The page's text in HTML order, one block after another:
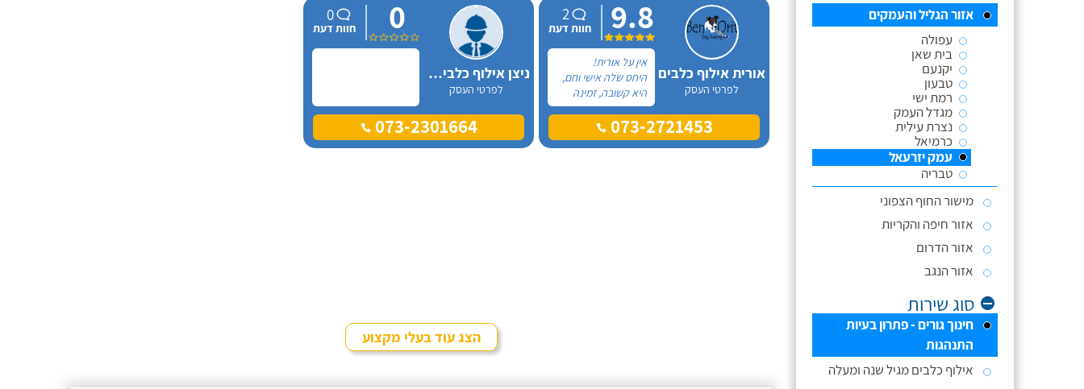
אזור הגליל והעמקים
עפולה
בית שאן
יקנעם
טבעון
רמת ישי
מגדל העמק
נצרת עילית
כרמיאל
עמק יזרעאל
טבריה
מישור החוף הצפוני
אזור חיפה והקריות
אזור הדרום
אזור הנגב
סוג שירות
חינוך גורים - פתרון בעיות
התנהגות
אילוף כלבים מגיל שנה ומעלה
אורית אילוף כלבים
לפרטי העסק
9.8
2
חוות דעת
אין על אורית!
היחס שלה אישי וחם,
היא קשובה, זמינה
און-ליין לכל שאלה
ובאמת שמגיעות לה
רק מחמאות. אל
073-2721453
ניצן אילוף כלבים על הכנרת
לפרטי העסק
0
0
חוות דעת
073-2301664
הצג עוד בעלי מקצוע